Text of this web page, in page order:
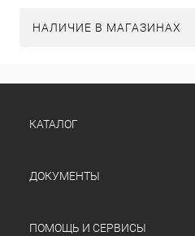
НАЛИЧИЕ В МАГАЗИНАХ
КАТАЛОГ
ДОКУМЕНТЫ
ПОМОЩЬ И СЕРВИСЫ